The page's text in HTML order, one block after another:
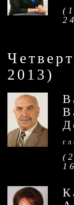
2013)